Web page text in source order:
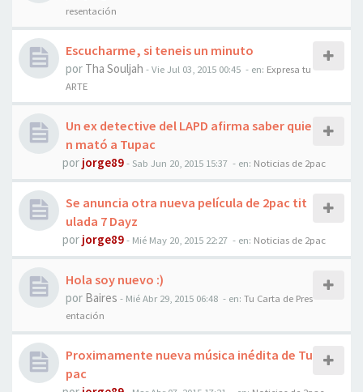
resentación
Escucharme, si teneis un minuto
por Tha Souljah -Vie Jul 03, 2015 00:45 - en: Expresa tu
ARTE
Un ex detective del LAPD afirma saber quie
n mató a Tupac
por jorge89- Sab Jun 20, 2015 15:37 - en: Noticias de 2pac
Se anuncia otra nueva película de 2pac tit
ulada 7 Dayz
por jorge89- Mié May 20, 2015 22:27 - en: Noticias de 2pac
Hola soy nuevo :)
por Baires - Mié Abr 29, 2015 06:48 - en: Tu Carta de Pres
entación
Proximamente nueva música inédita de Tu
pac